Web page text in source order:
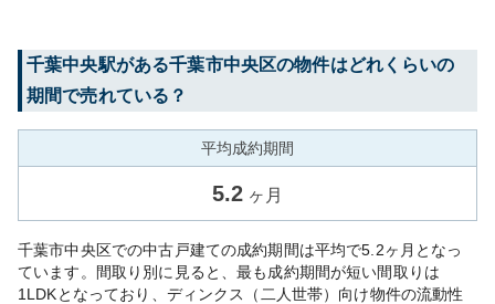
千葉中央駅がある千葉市中央区の物件はどれくらいの
期間で売れている？
平均成約期間
5.2 ヶ月
千葉市中央区での中古戸建ての成約期間は平均で5.2ヶ月となっ
ています。間取り別に見ると、最も成約期間が短い間取りは
1LDKとなっており、ディンクス（二人世帯）向け物件の流動性